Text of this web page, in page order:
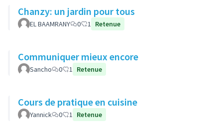
Chanzy: un jardin pour tous
EL BAAMRANY 0 1 Retenue
Communiquer mieux encore
Sancho 0 1 Retenue
Cours de pratique en cuisine
Yannick 0 1 Retenue